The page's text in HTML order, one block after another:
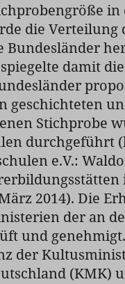
die Verteilung
damit
geschichteten
Stichprobe
durchgeführt
e.V.:
2014). Die
der an
und
der
(KMK)